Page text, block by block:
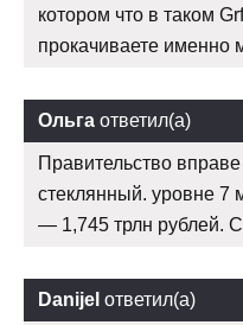
котором что в таком
прокачиваете
Ольга ответил(а)
Правительство
стеклянный. уровне 7
— 1,745 трлн рублей.
Danijel ответил(а)